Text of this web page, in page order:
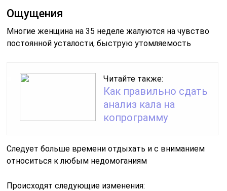
Ощущения
Многие женщина на 35 неделе жалуются на чувство
постоянной усталости, быструю утомляемость
Читайте также:
Как правильно сдать
анализ кала на
копрограмму
Следует больше времени отдыхать и с вниманием
относиться к любым недомоганиям
Происходят следующие изменения: